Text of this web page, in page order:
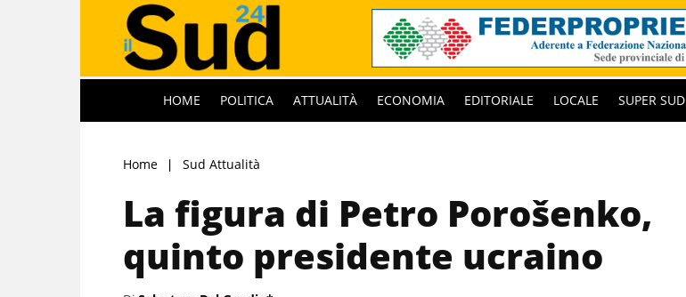
HOME POLITICA ATTUALITÀ ECONOMIA EDITORIALE LOCALE SUPER SUD
Home Sud Attualità
La figura di Petro Porošenko,
quinto presidente ucraino